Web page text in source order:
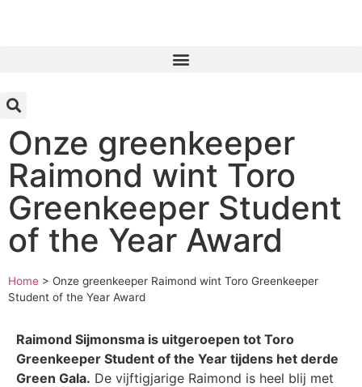
Onze greenkeeper
Raimond wint Toro
Greenkeeper Student
of the Year Award
Home > Onze greenkeeper Raimond wint Toro Greenkeeper
Student of the Year Award
Raimond Sijmonsma is uitgeroepen tot Toro
Greenkeeper Student of the Year tijdens het derde
Green Gala. De vijftigjarige Raimond is heel blij met